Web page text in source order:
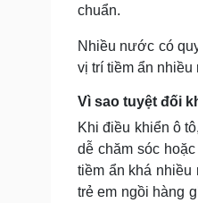
Cây thuốc
Nhi khoa
Nam khoa
Phòng mạch online
Ăn sạch sống khỏe
Cải chính
chuẩn.
Nhiều nước có
vị trí tiềm ẩn nhiều
Vì sao tuyệt đối
Khi điều khiển ô
dễ chăm sóc
tiềm ẩn khá nhiều
trẻ em ngồi hàng